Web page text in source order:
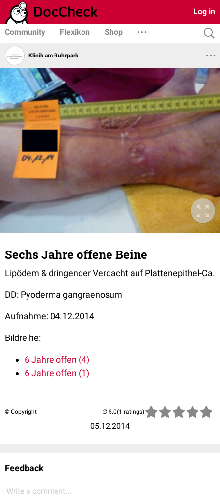
Log in
Community Flexikon Shop
Klinik am Ruhrpark
Sechs Jahre offene Beine
Lipödem & dringender Verdacht auf Plattenepithel-Ca.
DD: Pyoderma gangraenosum
Aufnahme: 04.12.2014
Bildreihe:
6 Jahre offen (4)
6 Jahre offen (1)
© Copyright
05.12.2014
(1 ratings)
Feedback
Write a comment...